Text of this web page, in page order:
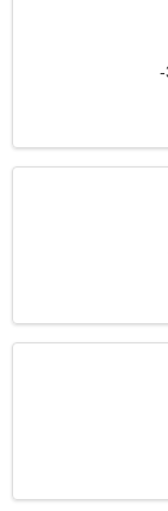
زن مجرد به دنبال شوهر 35-